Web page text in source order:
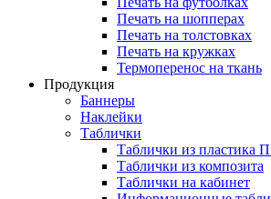
Печать на шопперах
Печать на толстовках
Печать на кружках
Термоперенос на ткань
Продукция
Баннеры
Наклейки
Таблички
Таблички из пластика
Таблички из композита
Таблички на кабинет